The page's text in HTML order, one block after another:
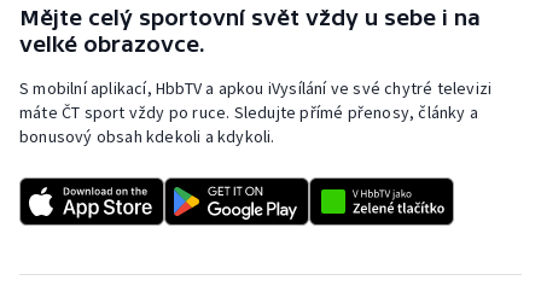
Rychlobruslení
Rychlostní kanoistika
Short track
Sportovní střelba
Mějte celý sportovní svět vždy u sebe i na
velké obrazovce.
S mobilní aplikací, HbbTV a apkou iVysílání ve své chytré televizi
máte ČT sport vždy po ruce. Sledujte přímé přenosy, články a
bonusový obsah kdekoli a kdykoli.